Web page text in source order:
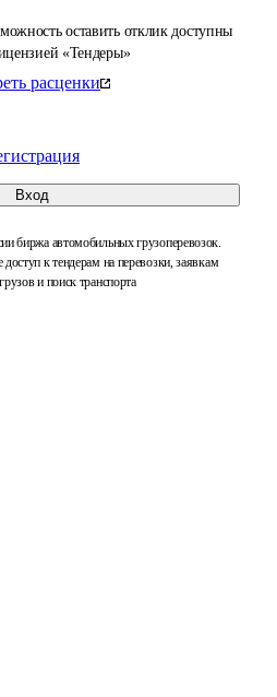
оставить отклик доступны
«Тендеры»
расценки
Вход
биржа автомобильных грузоперевозок.
доступ к тендерам на перевозки, заявкам
и поиск транспорта